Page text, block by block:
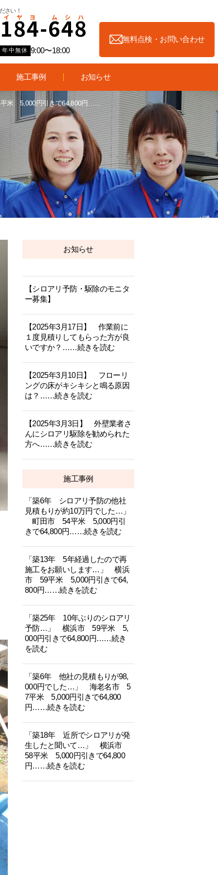
さい！
184-648
年中無休 9:00〜18:00
無料点検・お問い合わせ
施工事例 お知らせ
平米 5,000円引きで64,800円……
お知らせ
【シロアリ予防・駆除のモニタ
ー募集】
【2025年3月17日】 作業前に
１度見積りしてもらった方が良
いですか？……続きを読む
【2025年3月10日】 フローリ
ングの床がキシキシと鳴る原因
は？……続きを読む
【2025年3月3日】 外壁業者さ
んにシロアリ駆除を勧められた
方へ……続きを読む
施工事例
「築6年 シロアリ予防の他社
見積もりが約10万円でした…」
町田市 54平米 5,000円引
きで64,800円……続きを読む
「築13年 5年経過したので再
施工をお願いします…」 横浜
市 59平米 5,000円引きで64,
800円……続きを読む
「築25年 10年ぶりのシロアリ
予防…」 横浜市 59平米 5,
000円引きで64,800円……続き
を読む
「築6年 他社の見積もりが98,
000円でした…」 海老名市 5
7平米 5,000円引きで64,800
円……続きを読む
「築18年 近所でシロアリが発
生したと聞いて…」 横浜市
58平米 5,000円引きで64,800
円……続きを読む